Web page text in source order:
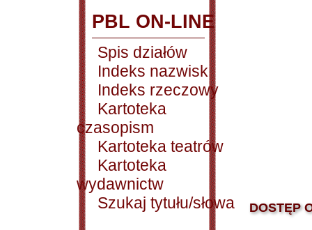
PBL ON-LINE
Spis działów
Indeks nazwisk
Indeks rzeczowy
Kartoteka
czasopism
Kartoteka teatrów
Kartoteka
wydawnictw
Szukaj tytułu/słowa
DOSTĘP